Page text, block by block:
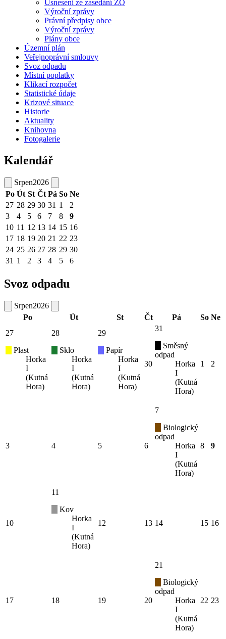
Usnesení ze zasedání ZO
Výroční zprávy
Právní předpisy obce
Výroční zprávy
Plány obce
Územní plán
Veřejnoprávní smlouvy
Svoz odpadu
Místní poplatky
Klikací rozpočet
Statistické údaje
Krizové situace
Historie
Aktuality
Knihovna
Fotogalerie
Kalendář
Srpen2026
Po Út St Čt Pá So Ne
27 28 29 30 31 1
2
3
4 5 6 7 8
9
10 11 12 13 14 15 16
17 18 19 20 21 22 23
24 25 26 27 28 29 30
31 1 2 3 4 5 6
Svoz odpadu
Srpen2026
Po
Út St Čt Pá So Ne
27
Plast
Horka
I
(Kutná
Hora)
28
Sklo
Horka
I
(Kutná
Hora)
29
Papír
Horka
I
(Kutná
Hora)
30
31
Směsný
odpad
Horka
I
(Kutná
Hora)
1 2
3 4 5 6
7
Biologický
odpad
Horka
I
(Kutná
Hora)
8 9
10
11
Kov
Horka
I
(Kutná
Hora)
12 13 14 15 16
17 18 19 20
21
Biologický
odpad
Horka
I
(Kutná
Hora)
22 23